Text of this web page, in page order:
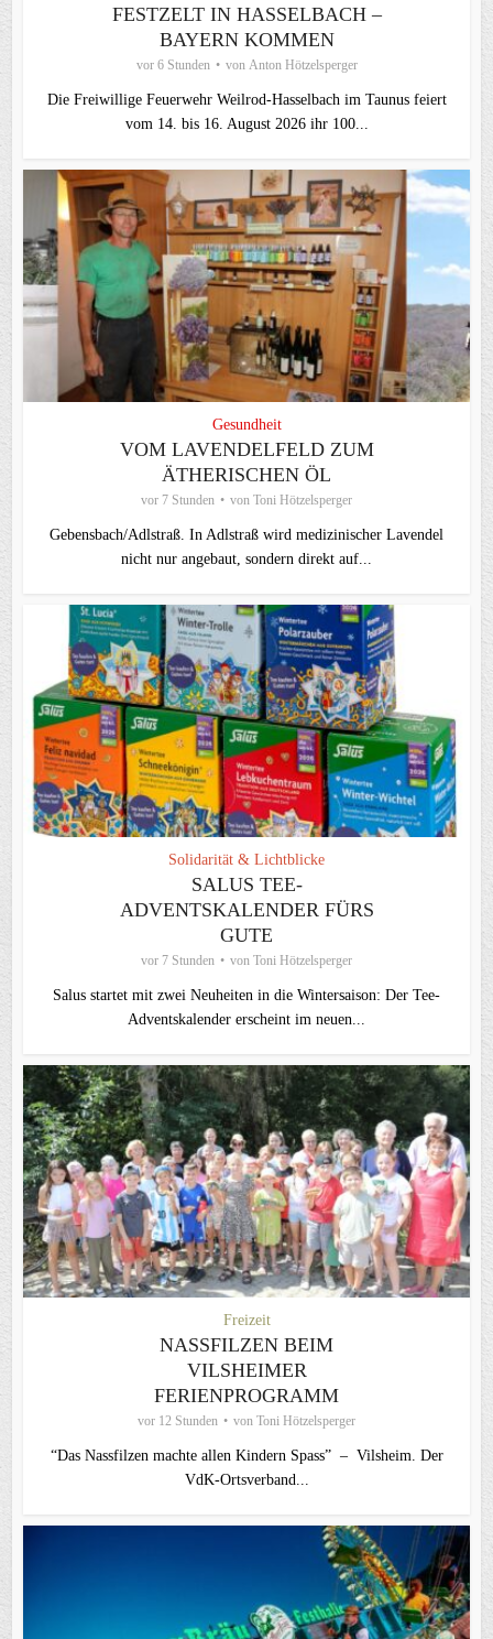
FESTZELT IN HASSELBACH –
BAYERN KOMMEN
vor 6 Stunden von Anton Hötzelsperger
Die Freiwillige Feuerwehr Weilrod-Hasselbach im Taunus feiert
vom 14. bis 16. August 2026 ihr 100...
Gesundheit
VOM LAVENDELFELD ZUM
ÄTHERISCHEN ÖL
vor 7 Stunden von Toni Hötzelsperger
Gebensbach/Adlstraß. In Adlstraß wird medizinischer Lavendel
nicht nur angebaut, sondern direkt auf...
Solidarität & Lichtblicke
SALUS TEE-
ADVENTSKALENDER FÜRS
GUTE
vor 7 Stunden von Toni Hötzelsperger
Salus startet mit zwei Neuheiten in die Wintersaison: Der Tee-
Adventskalender erscheint im neuen...
Freizeit
NASSFILZEN BEIM
VILSHEIMER
FERIENPROGRAMM
vor 12 Stunden von Toni Hötzelsperger
“Das Nassfilzen machte allen Kindern Spass” – Vilsheim. Der
VdK-Ortsverband...